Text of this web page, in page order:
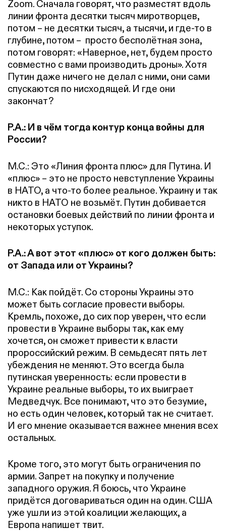
Zoom. Сначала говорят, что разместят вдоль
линии фронта десятки тысяч миротворцев,
потом – не десятки тысяч, а тысячи, и где-то в
глубине, потом – просто бесполётная зона,
потом говорят: «Наверное, нет, будем просто
совместно с вами производить дроны». Хотя
Путин даже ничего не делал с ними, они сами
спускаются по нисходящей. И где они
закончат?
Р.А.: И в чём тогда контур конца войны для
России?
М.С.: Это «Линия фронта плюс» для Путина. И
«плюс» – это не просто невступление Украины
в НАТО, а что-то более реальное. Украину и так
никто в НАТО не возьмёт. Путин добивается
остановки боевых действий по линии фронта и
некоторых уступок.
Р.А.: А вот этот «плюс» от кого должен быть:
от Запада или от Украины?
М.С.: Как пойдёт. Со стороны Украины это
может быть согласие провести выборы.
Кремль, похоже, до сих пор уверен, что если
провести в Украине выборы так, как ему
хочется, он сможет привести к власти
пророссийский режим. В семьдесят пять лет
убеждения не меняют. Это всегда была
путинская уверенность: если провести в
Украине реальные выборы, то их выиграет
Медведчук. Все понимают, что это безумие,
но есть один человек, который так не считает.
И его мнение оказывается важнее мнения всех
остальных.
Кроме того, это могут быть ограничения по
армии. Запрет на покупку и получение
западного оружия. Я боюсь, что Украине
придётся договариваться один на один. США
уже ушли из этой коалиции желающих, а
Европа напишет твит.